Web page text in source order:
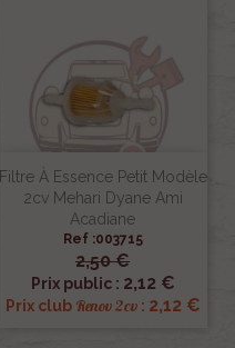
Filtre À Essence Petit Modèle
2cv Mehari Dyane Ami
Acadiane
Ref :003715
2,50 €
Prix public : 2,12 €
Prix club Renov 2cv: 2,12 €